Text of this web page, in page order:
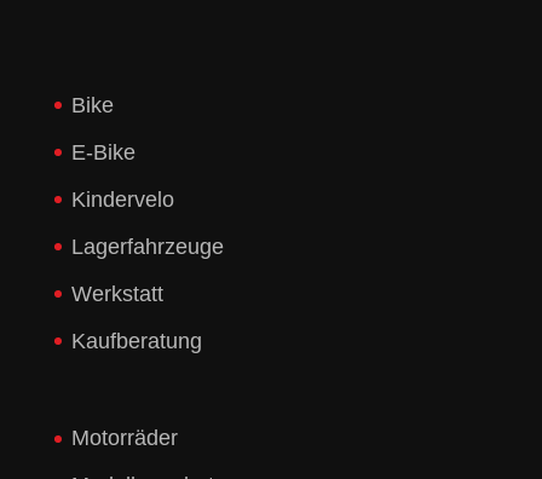
Bike
E-Bike
Kindervelo
Lagerfahrzeuge
Werkstatt
Kaufberatung
Motorräder